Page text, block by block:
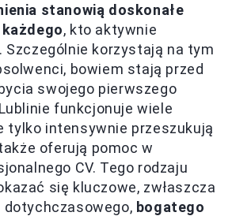
stanowią doskonałe
, kto aktywnie
Szczególnie korzystają na tym
bowiem stają przed
swojego pierwszego
funkcjonuje wiele
tylko intensywnie przeszukują
oferują pomoc w
CV. Tego rodzaju
się kluczowe, zwłaszcza
dotychczasowego, bogatego